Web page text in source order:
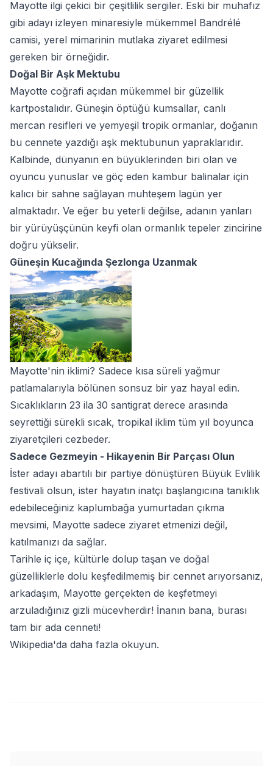
Mayotte ilgi çekici bir çeşitlilik sergiler. Eski bir muhafız
gibi adayı izleyen minaresiyle mükemmel Bandrélé
camisi, yerel mimarinin mutlaka ziyaret edilmesi
gereken bir örneğidir.
Doğal Bir Aşk Mektubu
Mayotte coğrafi açıdan mükemmel bir güzellik
kartpostalıdır. Güneşin öptüğü kumsallar, canlı
mercan resifleri ve yemyeşil tropik ormanlar, doğanın
bu cennete yazdığı aşk mektubunun yapraklarıdır.
Kalbinde, dünyanın en büyüklerinden biri olan ve
oyuncu yunuslar ve göç eden kambur balinalar için
kalıcı bir sahne sağlayan muhteşem lagün yer
almaktadır. Ve eğer bu yeterli değilse, adanın yanları
bir yürüyüşçünün keyfi olan ormanlık tepeler zincirine
doğru yükselir.
Güneşin Kucağında Şezlonga Uzanmak
Mayotte'nin iklimi? Sadece kısa süreli yağmur
patlamalarıyla bölünen sonsuz bir yaz hayal edin.
Sıcaklıkların 23 ila 30 santigrat derece arasında
seyrettiği sürekli sıcak, tropikal iklim tüm yıl boyunca
ziyaretçileri cezbeder.
Sadece Gezmeyin - Hikayenin Bir Parçası Olun
İster adayı abartılı bir partiye dönüştüren Büyük Evlilik
festivali olsun, ister hayatın inatçı başlangıcına tanıklık
edebileceğiniz kaplumbağa yumurtadan çıkma
mevsimi, Mayotte sadece ziyaret etmenizi değil,
katılmanızı da sağlar.
Tarihle iç içe, kültürle dolup taşan ve doğal
güzelliklerle dolu keşfedilmemiş bir cennet arıyorsanız,
arkadaşım, Mayotte gerçekten de keşfetmeyi
arzuladığınız gizli mücevherdir! İnanın bana, burası
tam bir ada cenneti!
Wikipedia'da daha fazla okuyun.